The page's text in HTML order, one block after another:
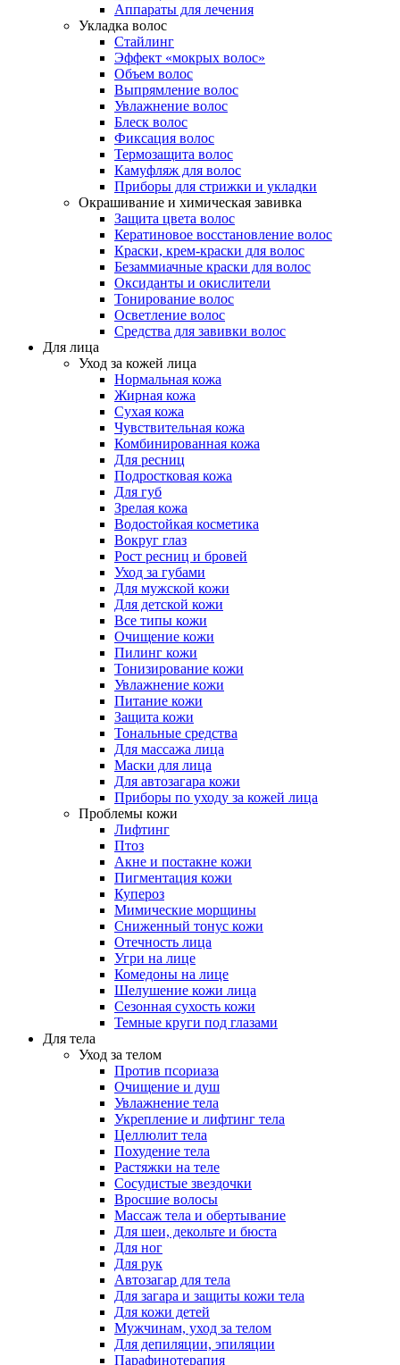
Аппараты для лечения
Укладка волос
Стайлинг
Эффект «мокрых волос»
Объем волос
Выпрямление волос
Увлажнение волос
Блеск волос
Фиксация волос
Термозащита волос
Камуфляж для волос
Приборы для стрижки и укладки
Окрашивание и химическая завивка
Защита цвета волос
Кератиновое восстановление волос
Краски, крем-краски для волос
Безаммиачные краски для волос
Оксиданты и окислители
Тонирование волос
Осветление волос
Средства для завивки волос
Для лица
Уход за кожей лица
Нормальная кожа
Жирная кожа
Сухая кожа
Чувствительная кожа
Комбинированная кожа
Для ресниц
Подростковая кожа
Для губ
Зрелая кожа
Водостойкая косметика
Вокруг глаз
Рост ресниц и бровей
Уход за губами
Для мужской кожи
Для детской кожи
Все типы кожи
Очищение кожи
Пилинг кожи
Тонизирование кожи
Увлажнение кожи
Питание кожи
Защита кожи
Тональные средства
Для массажа лица
Маски для лица
Для автозагара кожи
Приборы по уходу за кожей лица
Проблемы кожи
Лифтинг
Птоз
Акне и постакне кожи
Пигментация кожи
Купероз
Мимические морщины
Сниженный тонус кожи
Отечность лица
Угри на лице
Комедоны на лице
Шелушение кожи лица
Сезонная сухость кожи
Темные круги под глазами
Для тела
Уход за телом
Против псориаза
Очищение и душ
Увлажнение тела
Укрепление и лифтинг тела
Целлюлит тела
Похудение тела
Растяжки на теле
Сосудистые звездочки
Вросшие волосы
Массаж тела и обертывание
Для шеи, декольте и бюста
Для ног
Для рук
Автозагар для тела
Для загара и защиты кожи тела
Для кожи детей
Мужчинам, уход за телом
Для депиляции, эпиляции
Парафинотерапия